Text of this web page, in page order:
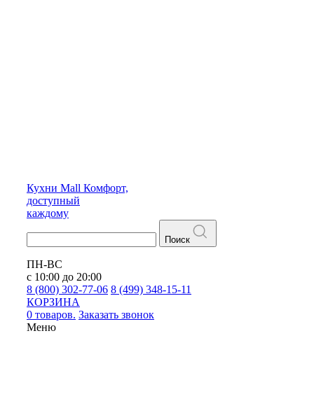
Кухни Mall Комфорт,
доступный
каждому
Поиск
ПН-ВС
с 10:00 до 20:00
8 (800) 302-77-06 8 (499) 348-15-11
КОРЗИНА
0 товаров. Заказать звонок
Меню